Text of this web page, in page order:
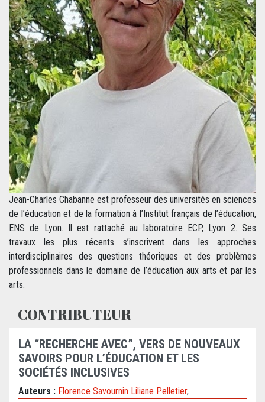
Jean-Charles Chabanne est professeur des universités en sciences
de l’éducation et de la formation à l’Institut français de l’éducation,
ENS de Lyon. Il est rattaché au laboratoire ECP, Lyon 2. Ses
travaux les plus récents s’inscrivent dans les approches
interdisciplinaires des questions théoriques et des problèmes
professionnels dans le domaine de l’éducation aux arts et par les
arts.
CONTRIBUTEUR
LA “RECHERCHE AVEC”, VERS DE NOUVEAUX
SAVOIRS POUR L’ÉDUCATION ET LES
SOCIÉTÉS INCLUSIVES
Auteurs : Florence Savournin Liliane Pelletier,